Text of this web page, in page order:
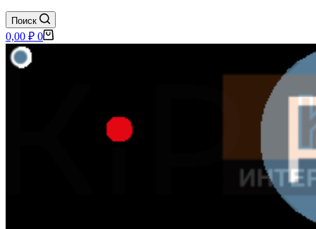
Поиск
Корзина
0,00 ₽ 0